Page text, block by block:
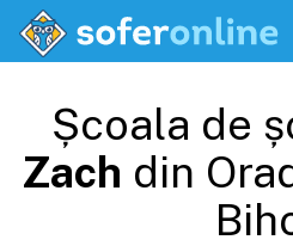
Școala de
Zach din